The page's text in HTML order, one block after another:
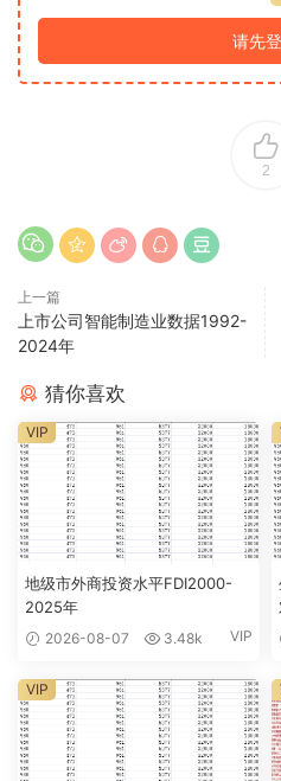
请先
2
上一篇
上市公司智能制造业数据1992-
2024年
猜你喜欢
地级市外商投资水平FDI2000-
2025年
2026-08-07 3.48k VIP
VIP
VIP